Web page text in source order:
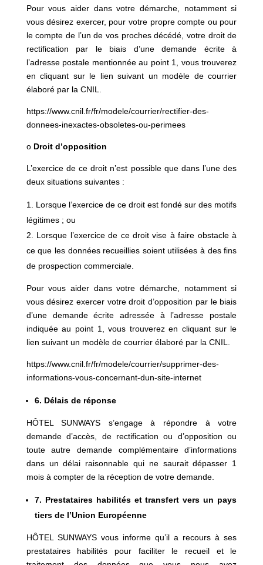
Pour vous aider dans votre démarche, notamment si
vous désirez exercer, pour votre propre compte ou pour
le compte de l’un de vos proches décédé, votre droit de
rectification par le biais d’une demande écrite à
l’adresse postale mentionnée au point 1, vous trouverez
en cliquant sur le lien suivant un modèle de courrier
élaboré par la CNIL.
https://www.cnil.fr/fr/modele/courrier/rectifier-des-
donnees-inexactes-obsoletes-ou-perimees
o Droit d’opposition
L’exercice de ce droit n’est possible que dans l’une des
deux situations suivantes :
Lorsque l’exercice de ce droit est fondé sur des motifs
légitimes ; ou
Lorsque l’exercice de ce droit vise à faire obstacle à
ce que les données recueillies soient utilisées à des fins
de prospection commerciale.
Pour vous aider dans votre démarche, notamment si
vous désirez exercer votre droit d’opposition par le biais
d’une demande écrite adressée à l’adresse postale
indiquée au point 1, vous trouverezen cliquant sur le
lien suivantun modèle de courrier élaboré par la CNIL.
https://www.cnil.fr/fr/modele/courrier/supprimer-des-
informations-vous-concernant-dun-site-internet
6. Délais de réponse
HÔTEL SUNWAYS s’engage à répondre à votre
demande d’accès, de rectification ou d’opposition ou
toute autre demande complémentaire d’informations
dans un délai raisonnable qui ne saurait dépasser 1
mois à compter de la réception de votre demande.
7. Prestataires habilités et transfert vers un pays
tiers de l’Union Européenne
HÔTEL SUNWAYS vous informe qu’il a recours à ses
prestataires habilités pour faciliter le recueil et le